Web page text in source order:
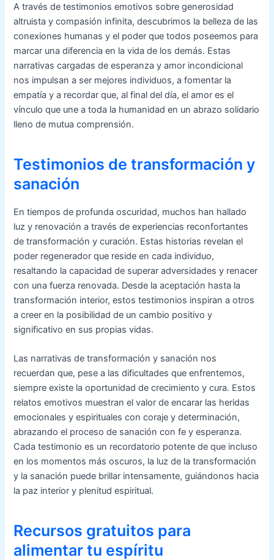
A través de testimonios emotivos sobre generosidad
altruista y compasión infinita, descubrimos la belleza de las
conexiones humanas y el poder que todos poseemos para
marcar una diferencia en la vida de los demás. Estas
narrativas cargadas de esperanza y amor incondicional
nos impulsan a ser mejores individuos, a fomentar la
empatía y a recordar que, al final del día, el amor es el
vínculo que une a toda la humanidad en un abrazo solidario
lleno de mutua comprensión.
Testimonios de transformación y
sanación
En tiempos de profunda oscuridad, muchos han hallado
luz y renovación a través de experiencias reconfortantes
de transformación y curación. Estas historias revelan el
poder regenerador que reside en cada individuo,
resaltando la capacidad de superar adversidades y renacer
con una fuerza renovada. Desde la aceptación hasta la
transformación interior, estos testimonios inspiran a otros
a creer en la posibilidad de un cambio positivo y
significativo en sus propias vidas.
Las narrativas de transformación y sanación nos
recuerdan que, pese a las dificultades que enfrentemos,
siempre existe la oportunidad de crecimiento y cura. Estos
relatos emotivos muestran el valor de encarar las heridas
emocionales y espirituales con coraje y determinación,
abrazando el proceso de sanación con fe y esperanza.
Cada testimonio es un recordatorio potente de que incluso
en los momentos más oscuros, la luz de la transformación
y la sanación puede brillar intensamente, guiándonos hacia
la paz interior y plenitud espiritual.
Recursos gratuitos para
alimentar tu espíritu